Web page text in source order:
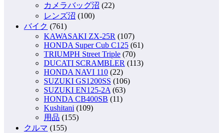
カメラバッグ沼 (22)
レンズ沼 (100)
バイク (761)
KAWASAKI ZX-25R (107)
HONDA Super Cub C125 (61)
TRIUMPH Street Triple (70)
DUCATI SCRAMBLER (113)
HONDA NAVI 110 (22)
SUZUKI GS1200SS (106)
SUZUKI EN125-2A (63)
HONDA CB400SB (11)
Kushitani (109)
用品 (155)
クルマ (155)